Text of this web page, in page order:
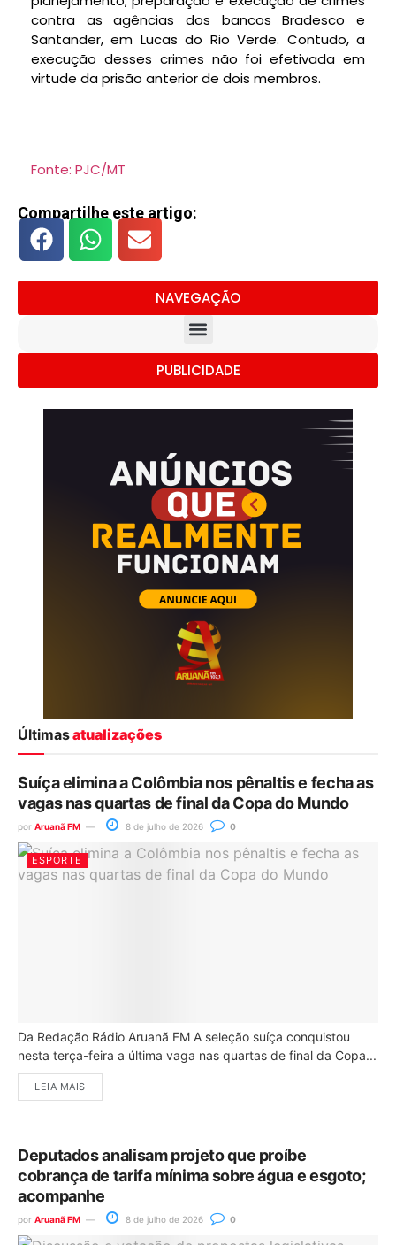
contra as agências dos bancos Bradesco e
Santander, em Lucas do Rio Verde. Contudo, a
execução desses crimes não foi efetivada em
virtude da prisão anterior de dois membros.
Fonte: PJC/MT
Compartilhe este artigo:
NAVEGAÇÃO
PUBLICIDADE
Últimasatualizações
Suíça elimina a Colômbia nos pênaltis e fecha as
vagas nas quartas de final da Copa do Mundo
por Aruanã FM 8 de julho de 2026 0
ESPORTE
Da Redação Rádio Aruanã FM A seleção suíça conquistou
nesta terça-feira a última vaga nas quartas de final da Copa...
LEIA MAIS
Deputados analisam projeto que proíbe
cobrança de tarifa mínima sobre água e esgoto;
acompanhe
por Aruanã FM 8 de julho de 2026 0